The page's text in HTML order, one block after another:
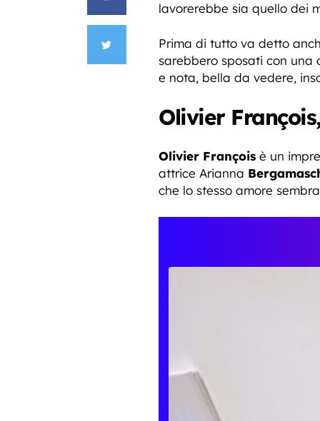
lavorerebbe sia quello dei
Prima di tutto va detto
sarebbero sposati con una
e nota, bella da vedere,
Olivier
Olivier François è un
attrice Arianna
che lo stesso amore